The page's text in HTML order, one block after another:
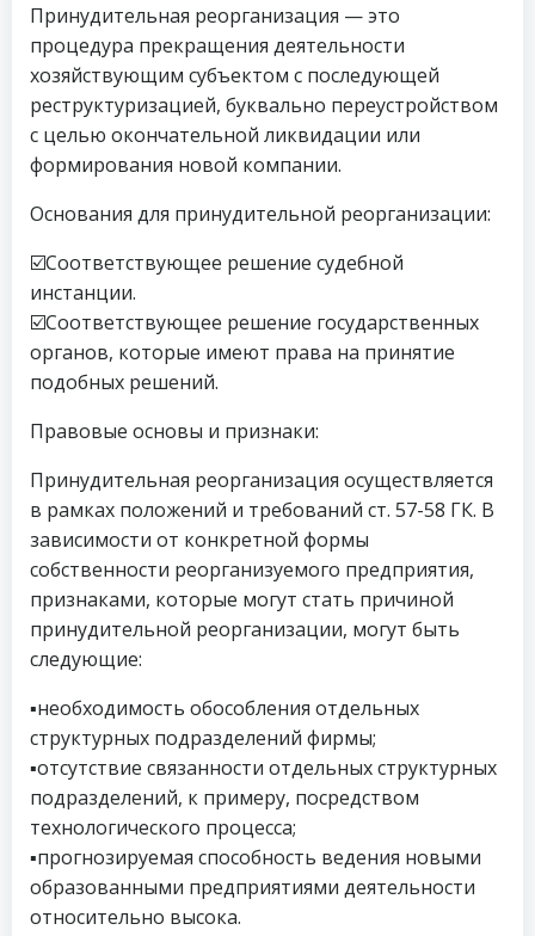
Принудительная реорганизация — это
процедура прекращения деятельности
хозяйствующим субъектом с последующей
реструктуризацией, буквально переустройством
с целью окончательной ликвидации или
формирования новой компании.
Основания для принудительной реорганизации:
☑️Соответствующее решение судебной
инстанции.
☑️Соответствующее решение государственных
органов, которые имеют права на принятие
подобных решений.
Правовые основы и признаки:
Принудительная реорганизация осуществляется
в рамках положений и требований ст. 57-58 ГК. В
зависимости от конкретной формы
собственности реорганизуемого предприятия,
признаками, которые могут стать причиной
принудительной реорганизации, могут быть
следующие:
▪️необходимость обособления отдельных
структурных подразделений фирмы;
▪️отсутствие связанности отдельных структурных
подразделений, к примеру, посредством
технологического процесса;
▪️прогнозируемая способность ведения новыми
образованными предприятиями деятельности
относительно высока.